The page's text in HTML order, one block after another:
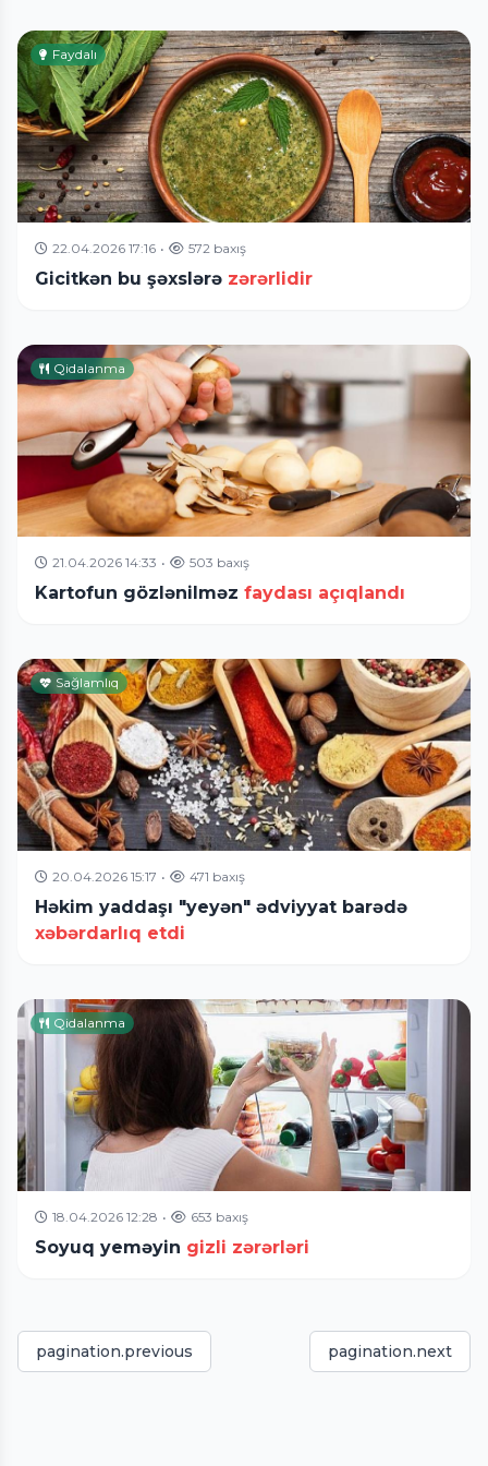
Faydalı
22.04.2026 17:16 • 572 baxış
Gicitkən bu şəxslərə zərərlidir
Qidalanma
21.04.2026 14:33 • 503 baxış
Kartofun gözlənilməz faydası açıqlandı
Sağlamlıq
20.04.2026 15:17 • 471 baxış
Həkim yaddaşı "yeyən" ədviyyat barədə
xəbərdarlıq etdi
Qidalanma
18.04.2026 12:28 • 653 baxış
Soyuq yeməyin gizli zərərləri
pagination.previous pagination.next